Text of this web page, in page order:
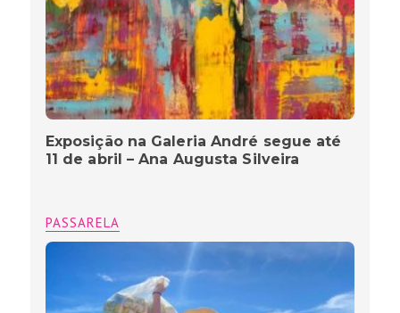
Exposição na Galeria André segue até
11 de abril – Ana Augusta Silveira
PASSARELA